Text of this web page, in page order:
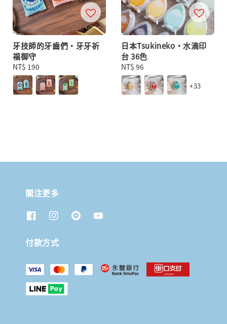
牙技師的牙齒們・牙牙祈
福御守
Regular
price
NT$ 190
日本Tsukineko・水滴印
台 36色
Regular
price
NT$ 96
+33
關注更多
付款方式